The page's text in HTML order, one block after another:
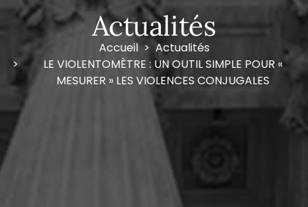
Actualités
Accueil
Actualités
LE VIOLENTOMÈTRE : UN OUTIL SIMPLE POUR «
MESURER » LES VIOLENCES CONJUGALES